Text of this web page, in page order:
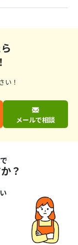
い！
メールで相談
？